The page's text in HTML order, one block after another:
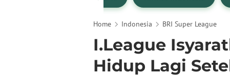
Home Indonesia BRI Super League
I.League
Hidup Lagi